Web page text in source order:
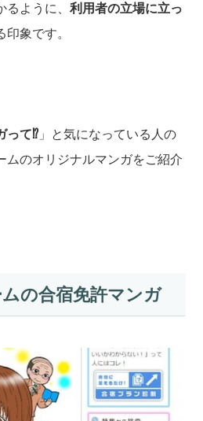
るように、利用者の立場に立っ
印象です。
って⁉ 」と気になっている人の
ムのオリジナルマンガをご紹介
の合宿免許マンガ